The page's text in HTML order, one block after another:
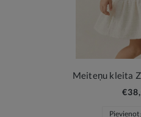
Meiteņu kleita
Pievienot